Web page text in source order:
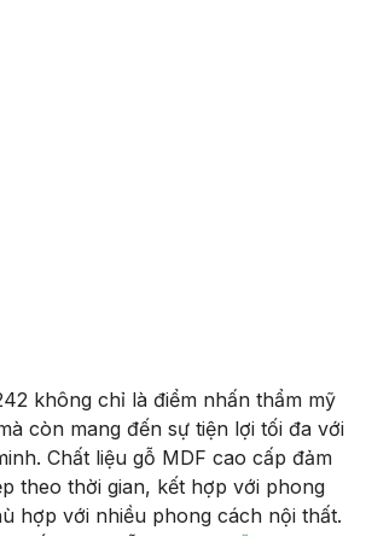
không chỉ là điểm nhấn thẩm mỹ
còn mang đến sự tiện lợi tối đa với
Chất liệu gỗ MDF cao cấp đảm
theo thời gian, kết hợp với phong
hợp với nhiều phong cách nội thất.